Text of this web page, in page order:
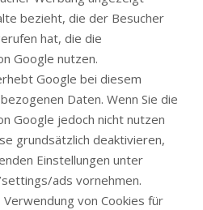
bezieht, die der Besucher
hat, die die
Google nutzen.
Google bei diesem
Daten. Wenn Sie die
Google jedoch nicht nutzen
grundsätzlich deaktivieren,
Einstellungen unter
ads vornehmen.
von Cookies für